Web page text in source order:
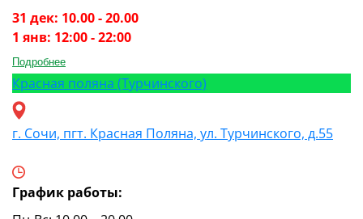
31 дек: 10.00 - 20.00
1 янв: 12:00 - 22:00
Подробнее
Красная поляна (Турчинского)
г. Сочи, пгт. Красная Поляна, ул. Турчинского, д.55
График работы: